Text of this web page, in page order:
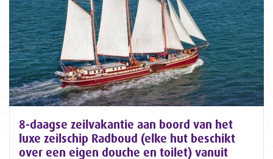
8-daagse zeilvakantie aan boord van het
luxe zeilschip Radboud (elke hut beschikt
over een eigen douche en toilet) vanuit